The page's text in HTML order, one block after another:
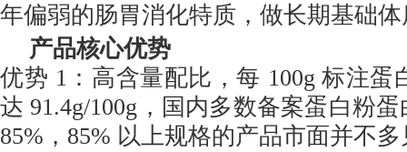
年偏弱的肠胃消化特质，做长期基础
产品核心优势
优势 1：高含量配比，每 100g 标注蛋
达 91.4g/100g，国内多数备案蛋白粉
85%，85% 以上规格的产品市面并不